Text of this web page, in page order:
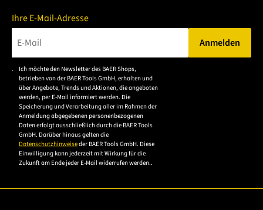
Ihre E-Mail-Adresse
Bitte geben Sie eine gültige E-Mail-Adresse ein.
Anmelden
Ich möchte den Newsletter des BAER Shops,
betrieben von der BAER Tools GmbH, erhalten und
über Angebote, Trends und Aktionen, die angeboten
werden, per E-Mail informiert werden. Die
Speicherung und Verarbeitung aller im Rahmen der
Anmeldung abgegebenen personenbezogenen
Daten erfolgt ausschließlich durch die BAER Tools
GmbH. Darüber hinaus gelten die
Datenschutzhinweiseder BAER Tools GmbH. Diese
Einwilligung kann jederzeit mit Wirkung für die
Zukunft am Ende jeder E-Mail widerrufen werden..